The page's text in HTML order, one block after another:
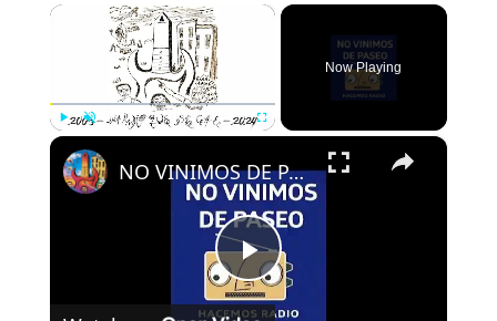
×
Now Playing
×
P
NO VINIMOS DE PASEO - PROGRAMA 109 - 01/08/2024